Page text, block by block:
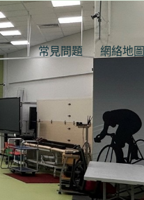
常見問題 網絡地圖